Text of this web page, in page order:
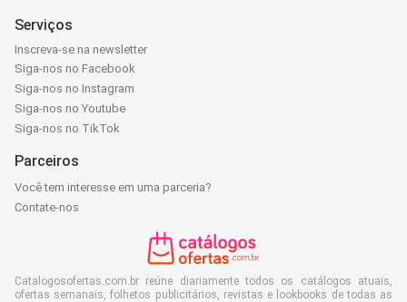
Serviços
Inscreva-se na newsletter
Siga-nos no Facebook
Siga-nos no Instagram
Siga-nos no Youtube
Siga-nos no TikTok
Parceiros
Você tem interesse em uma parceria?
Contate-nos
Catalogosofertas.com.br reúne diariamente todos os catálogos atuais,
ofertas semanais, folhetos publicitários, revistas e lookbooks de todas as